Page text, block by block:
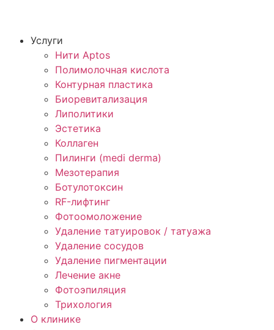
Услуги
Нити Aptos
Полимолочная кислота
Контурная пластика
Биоревитализация
Липолитики
Эстетика
Коллаген
Пилинги (medi derma)
Мезотерапия
Ботулотоксин
RF-лифтинг
Фотоомоложение
Удаление татуировок / татуажа
Удаление сосудов
Удаление пигментации
Лечение акне
Фотоэпиляция
Трихология
О клинике